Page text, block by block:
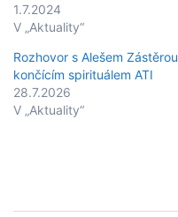
1.7.2024
V „Aktuality“
Rozhovor s Alešem Zástěrou
končícím spirituálem ATI
28.7.2026
V „Aktuality“